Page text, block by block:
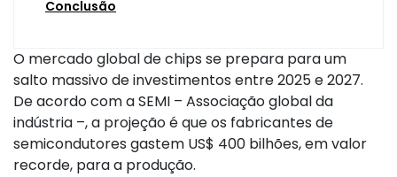
Conclusão
O mercado global de chips se prepara para um
salto massivo de investimentos entre 2025 e 2027.
De acordo com a SEMI – Associação global da
indústria –, a projeção é que os fabricantes de
semicondutores gastem US$ 400 bilhões, em valor
recorde, para a produção.